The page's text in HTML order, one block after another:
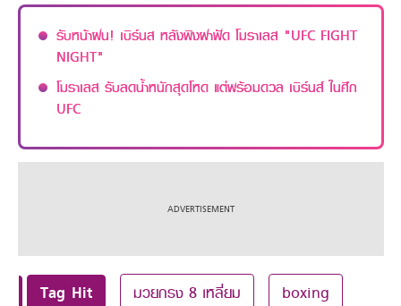
รับหน้าฝน! เบิร์นส หลังพิงฝาฟัด โมราเลส "UFC FIGHT
NIGHT"
โมราเลส รับลดน้ำหนักสุดโหด แต่พร้อมดวล เบิร์นส์ ในศึก
UFC
Tag Hit มวยกรง 8 เหลี่ยม boxing